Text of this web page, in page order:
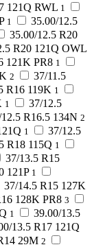
121Q RWL 1
1
35.00/12.5
35.00/12.5 R20
R20 121Q OWL
121K PR8 1
2
37/11.5
R16 119K 1
1
37/12.5
R16.5 134N 2
1
37/12.5
R18 115Q 1
37/13.5 R15
121P 1
37/14.5 R15 127K
128K PR8 3
1
39.00/13.5
13.5 R17 121Q
29M 2